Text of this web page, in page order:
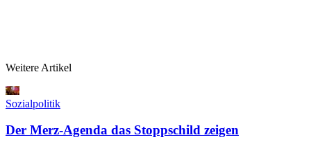
Weitere Artikel
Sozialpolitik
Der Merz-Agenda das Stoppschild zeigen